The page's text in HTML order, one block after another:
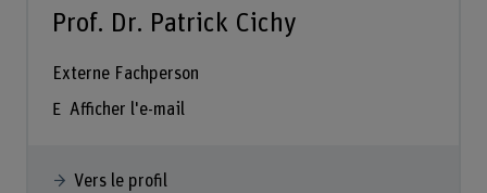
Prof. Dr. Patrick Cichy
Externe Fachperson
Afficher l'e-mail
Vers le profil